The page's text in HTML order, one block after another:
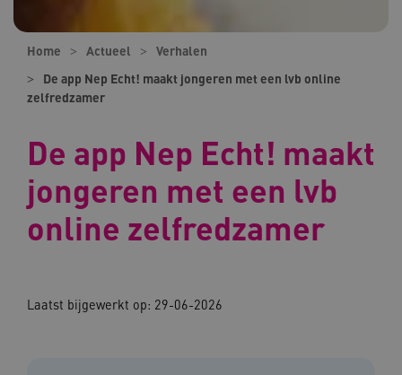
Home Actueel
Verhalen
De app Nep Echt! maakt jongeren met een lvb online
zelfredzamer
De app Nep Echt! maakt
jongeren met een lvb
online zelfredzamer
Laatst bijgewerkt op: 29-06-2026